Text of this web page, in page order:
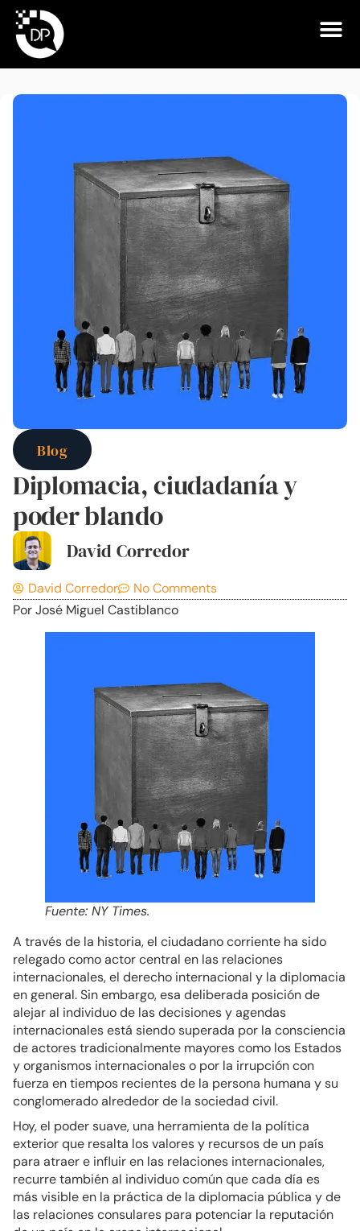
Blog
Diplomacia, ciudadanía y
poder blando
David Corredor
David Corredor
No Comments
Por José Miguel Castiblanco
Fuente: NY Times.
A través de la historia, el ciudadano corriente ha sido
relegado como actor central en las relaciones
internacionales, el derecho internacional y la diplomacia
en general. Sin embargo, esa deliberada posición de
alejar al individuo de las decisiones y agendas
internacionales está siendo superada por la consciencia
de actores tradicionalmente mayores como los Estados
y organismos internacionales o por la irrupción con
fuerza en tiempos recientes de la persona humana y su
conglomerado alrededor de la sociedad civil.
Hoy, el poder suave, una herramienta de la política
exterior que resalta los valores y recursos de un país
para atraer e influir en las relaciones internacionales,
recurre también al individuo común que cada día es
más visible en la práctica de la diplomacia pública y de
las relaciones consulares para potenciar la reputación